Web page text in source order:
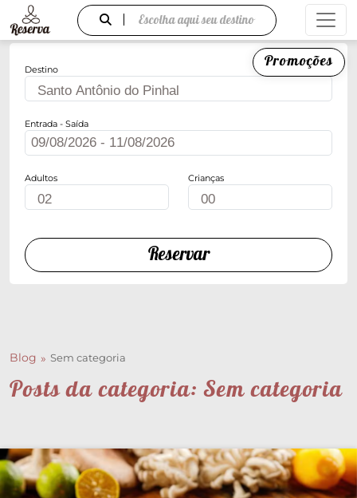
Escolha aqui seu destino
Promoções
Destino
Entrada - Saída
Adultos Crianças
Reservar
Blog Sem categoria
Posts da categoria: Sem categoria